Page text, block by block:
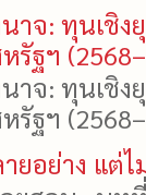
จ: ทุนเชิง
รัฐฯ
จ: ทุนเชิง
รัฐฯ
ยอย่าง แต่ไ